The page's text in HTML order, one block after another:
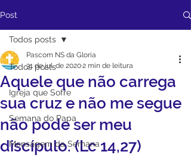
Post
Todos posts
Igreja que Sofre
Semana do Papa
Mensagem da Semana
Todos posts
Aquele que não carrega
sua cruz e não me segue
não pode ser meu
discípulo. (Lc 14,27)
Pascom NS da Gloria
31 de jul. de 20202 min de leitura